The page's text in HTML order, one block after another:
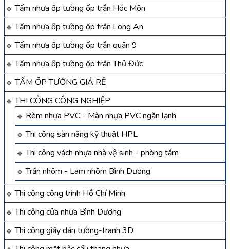
Tấm nhựa ốp tường ốp trần Hóc Môn
Tấm nhựa ốp tường ốp trần Long An
Tấm nhựa ốp tường ốp trần quận 9
Tấm nhựa ốp tường ốp trần Thủ Đức
TẤM ỐP TƯỜNG GIÁ RẺ
THI CÔNG CÔNG NGHIỆP
Rèm nhựa PVC - Màn nhựa PVC ngăn lạnh
Thi công sàn nâng kỹ thuật HPL
Thi công vách nhựa nhà vệ sinh - phòng tắm
Trần nhôm - Lam nhôm Bình Dương
Thi công công trình Hồ Chí Minh
Thi công cửa nhựa Bình Dương
Thi công giấy dán tường-tranh 3D